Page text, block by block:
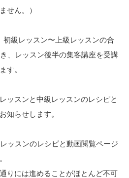
せん。）
初級レッスン〜上級レッスンの合
、レッスン後半の集客講座を受講
す。
ッスンと中級レッスンのレシピと
知らせします。
ッスンのレシピと動画閲覧ページ
りには進めることがほとんど不可